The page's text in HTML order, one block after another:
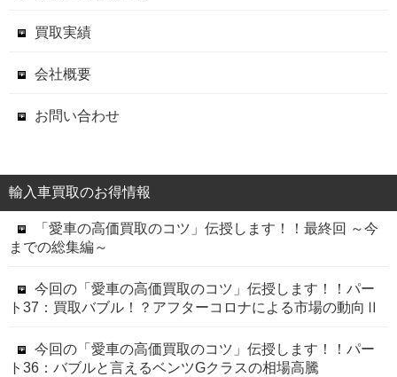
買取実績
会社概要
お問い合わせ
輸入車買取のお得情報
「愛車の高価買取のコツ」伝授します！！最終回 ～今
までの総集編～
今回の「愛車の高価買取のコツ」伝授します！！パー
ト37：買取バブル！？アフターコロナによる市場の動向Ⅱ
今回の「愛車の高価買取のコツ」伝授します！！パー
ト36：バブルと言えるベンツGクラスの相場高騰